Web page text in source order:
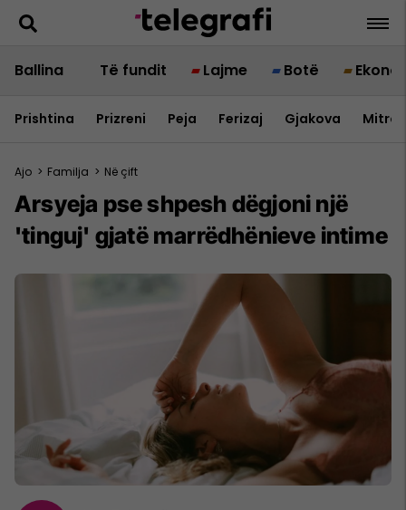
Ballina Të fundit Lajme Botë
Prishtina Prizreni Peja Ferizaj Gjakova
Ajo > Familja > Në çift
Arsyeja pse shpesh dëgjoni një
'tinguj' gjatë marrëdhënieve intime